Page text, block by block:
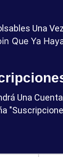
Una
Que Ya
Una